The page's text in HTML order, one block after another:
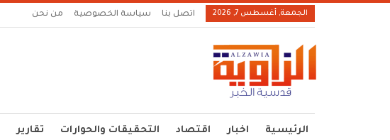
الجمعة, أغسطس 7, 2026 اتصل بنا سياسة الخصوصية من نحن
الرئيسية اخبار اقتصاد التحقيقات والحوارات تقارير